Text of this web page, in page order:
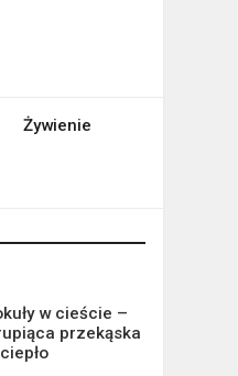
Żywienie
w cieście –
przekąska